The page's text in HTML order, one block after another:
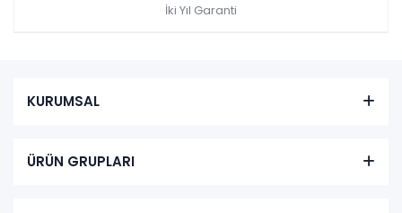
İki Yıl Garanti
KURUMSAL
ÜRÜN GRUPLARI